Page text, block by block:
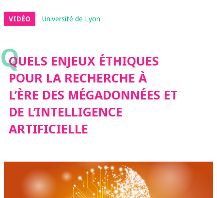
VIDÉO Université de Lyon
Q
QUELS ENJEUX ÉTHIQUES
POUR LA RECHERCHE À
L’ÈRE DES MÉGADONNÉES ET
DE L’INTELLIGENCE
ARTIFICIELLE